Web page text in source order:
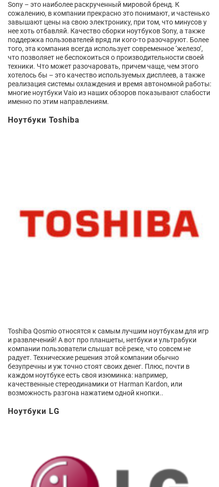
Sony – это наиболее раскрученный мировой бренд. К
сожалению, в компании прекрасно это понимают, и частенько
завышают цены на свою электронику, при том, что минусов у
нее хоть отбавляй. Качество сборки ноутбуков Sony, а также
поддержка пользователей вряд ли кого-то разочаруют. Более
того, эта компания всегда использует современное ‘железо’,
что позволяет не беспокоиться о производительности своей
техники. Что может разочаровать, причем чаще, чем этого
хотелось бы – это качество используемых дисплеев, а также
реализация системы охлаждения и время автономной работы:
многие ноутбуки Vaio из наших обзоров показывают слабости
именно по этим направлениям.
Ноутбуки Toshiba
Toshiba Qosmio относятся к самым лучшим ноутбукам для игр
и развлечений! А вот про планшеты, нетбуки и ультрабуки
компании пользователи слышат всё реже, что совсем не
радует. Технические решения этой компании обычно
безупречны и уж точно стоят своих денег. Плюс, почти в
каждом ноутбуке есть своя изюминка: например,
качественные стереодинамики от Harman Kardon, или
возможность разгона нажатием одной кнопки..
Ноутбуки LG